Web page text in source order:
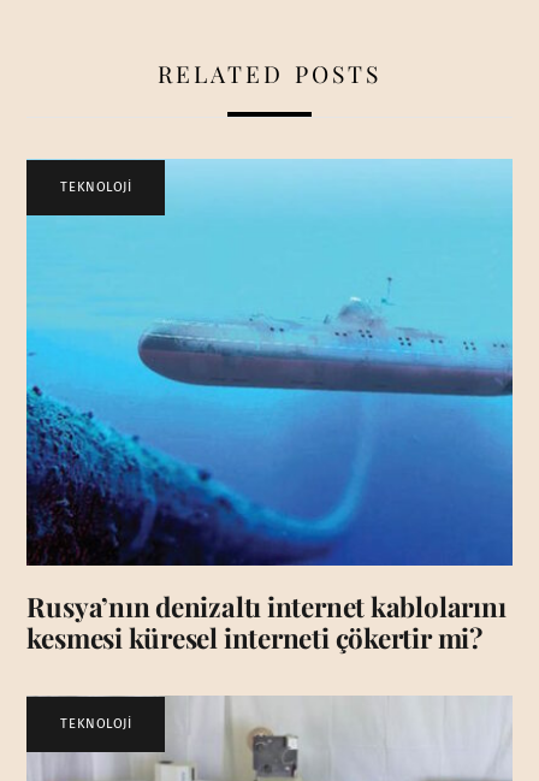
RELATED POSTS
TEKNOLOJİ
Rusya’nın denizaltı internet kablolarını
kesmesi küresel interneti çökertir mi?
TEKNOLOJİ